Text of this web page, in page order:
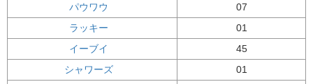
パウワウ
07
ラッキー
01
イーブイ
45
シャワーズ
01